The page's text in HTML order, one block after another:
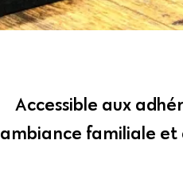
Accessible aux
ambiance familiale et